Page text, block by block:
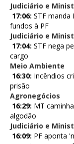
Judiciário e
17:06: STF
fundos à PF
Judiciário e
17:04: STF nega
cargo
Meio Ambiente
16:30: Incêndios
prisão
Agronegócios
16:29: MT
algodão
Judiciário e
16:09: PF aponta